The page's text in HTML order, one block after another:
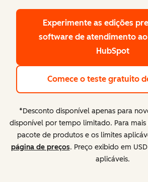
Experimente as edições
software de atendimento
HubSpot
Comece o teste gratuito
*Desconto disponível apenas para
disponível por tempo limitado. Para
pacote de produtos e os limites
página de preços. Preço exibido em
aplicáveis.